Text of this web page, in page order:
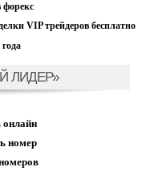
VIP трейдеров бесплатно
ЛИДЕР»
онлайн
номер